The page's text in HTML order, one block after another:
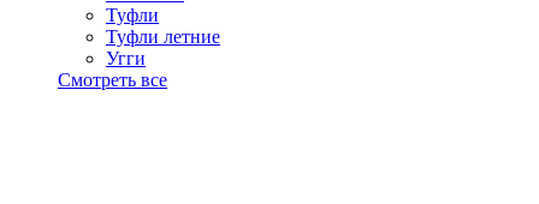
Туфли
Туфли летние
Угги
Смотреть все